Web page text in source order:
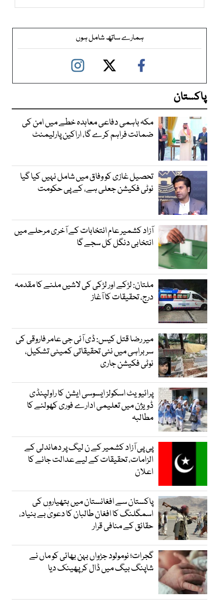
ہمارے ساتھ شامل ہوں
پاکستان
مکہ باہمی دفاعی معاہدہ خطے میں امن کی
ضمانت فراہم کرے گا، اراکین پارلیمنٹ
تحصیل غازی کو وفاق میں شامل نہیں کیا گیا
نوٹی فکیشن جعلی ہے، کے پی حکومت
آزاد کشمیر عام انتخابات کے آخری مرحلے میں
انتخابی دنگل کل سجے گا
ملتان: لڑکے اور لڑکی کی لاشیں ملنے کا مقدمہ
درج، تحقیقات کا آغاز
میر رضا قتل کیس: ڈی آئی جی عامر فاروقی کی
سربراہی میں نئی تحقیقاتی کمیٹی تشکیل،
نوٹی فکیشن جاری
پرائیویٹ اسکولز ایسوسی ایشن کا راولپنڈی
ڈویژن میں تعلیمی ادارے فوری کھولنے کا
مطالبہ
پی پی آزاد کشمیر کے ن لیگ پر دھاندلی کے
الزامات، تحقیقات کے لیے عدالت جانے کا
اعلان
پاکستان سے افغانستان میں ہتھیاروں کی
اسمگلنگ کا افغان طالبان کا دعویٰ بے بنیاد،
حقائق کے منافی قرار
گجرات؛ نومولود جڑواں بہن بھائی کو ماں نے
شاپنگ بیگ میں ڈال کر پھینک دیا